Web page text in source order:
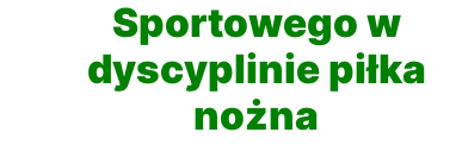
Sportowego w
dyscyplinie piłka
nożna